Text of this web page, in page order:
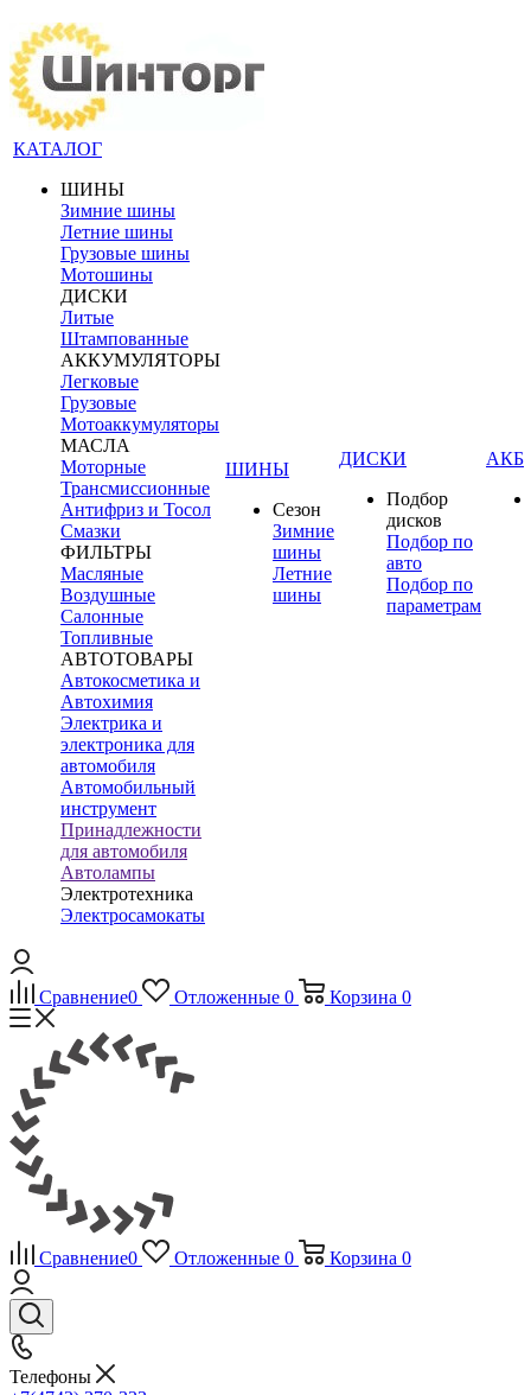
КАТАЛОГ
ШИНЫ
Зимние шины
Летние шины
Грузовые шины
Мотошины
ДИСКИ
Литые
Штампованные
АККУМУЛЯТОРЫ
Легковые
Грузовые
Мотоаккумуляторы
МАСЛА
Моторные
Трансмиссионные
Антифриз и Тосол
Смазки
ФИЛЬТРЫ
Масляные
Воздушные
Салонные
Топливные
АВТОТОВАРЫ
Автокосметика и
Автохимия
Электрика и
электроника для
автомобиля
Автомобильный
инструмент
Принадлежности
для автомобиля
Автолампы
Электротехника
Электросамокаты
ШИНЫ
Сезон
Зимние
шины
Летние
шины
ДИСКИ
Подбор
дисков
Подбор по
авто
Подбор по
параметрам
АКБ
Сравнение0 Отложенные 0 Корзина 0
Сравнение0 Отложенные 0 Корзина 0
Телефоны